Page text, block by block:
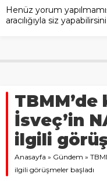
Henüz yorum
aracılığıyla siz
İsveç’in
ilgili
Anasayfa » Gündem »
ilgili görüşmeler başladı